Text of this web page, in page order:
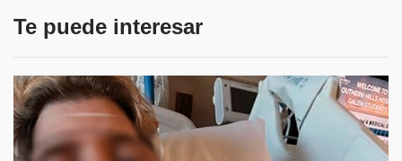
Te puede interesar